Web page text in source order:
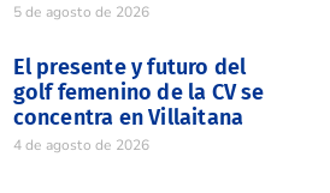
5 de agosto de 2026
El presente y futuro del
golf femenino de la CV se
concentra en Villaitana
4 de agosto de 2026